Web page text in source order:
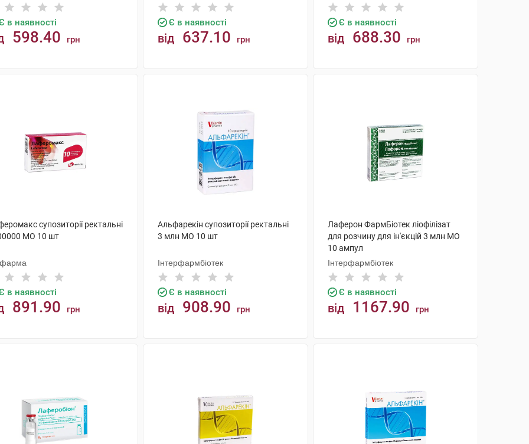
в наявності
598.40 грн
Є в наявності
від 637.10 грн
Є в наявності
від 688.30 грн
супозиторії ректальні
МО 10 шт
в наявності
891.90 грн
Альфарекін супозиторії ректальні
3 млн МО 10 шт
Інтерфармбіотек
Є в наявності
від 908.90 грн
Лаферон ФармБіотек ліофілізат
для розчину для ін'єкцій 3 млн МО
10 ампул
Інтерфармбіотек
Є в наявності
від 1167.90 грн